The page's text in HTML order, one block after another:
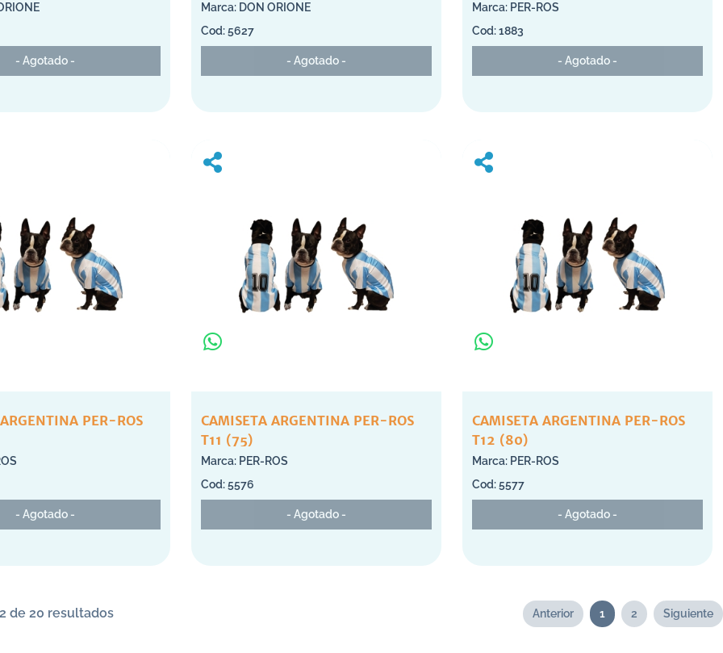
- Agotado -
DON ORIONE
5627
- Agotado -
PER-ROS
1883
- Agotado -
PER-ROS
- Agotado -
CAMISETA ARGENTINA PER-ROS
T11 (75)
PER-ROS
5576
- Agotado -
CAMISETA ARGENTINA PER-ROS
T12 (80)
PER-ROS
5577
- Agotado -
de 20 resultados Anterior 1 2 Siguiente